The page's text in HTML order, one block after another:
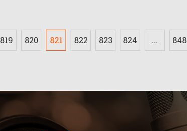
819 820 821 822 823 824 ... 848